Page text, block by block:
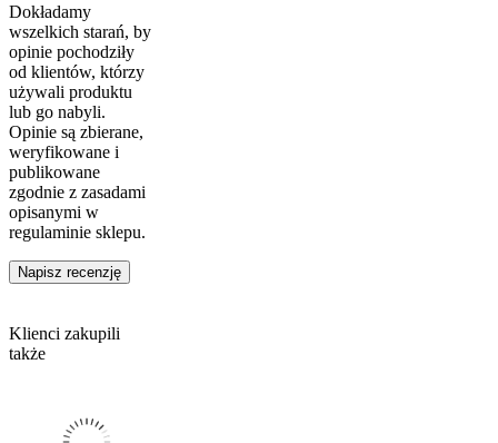
Dokładamy
wszelkich starań, by
opinie pochodziły
od klientów, którzy
używali produktu
lub go nabyli.
Opinie są zbierane,
weryfikowane i
publikowane
zgodnie z zasadami
opisanymi w
regulaminie sklepu.
Napisz recenzję
Klienci zakupili
także